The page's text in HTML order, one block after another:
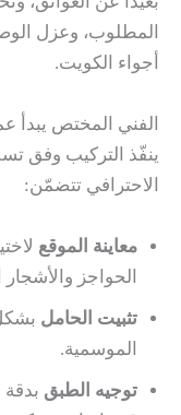
المطلوب، وعزل
أجواء الكويت.
الفني المختص يبدأ
ينفّذ التركيب وفق
الاحترافي تتضمّن:
معاينة الموقع
الحواجز والأشجار
تثبيت الحامل
الموسمية.
توجيه الطبق